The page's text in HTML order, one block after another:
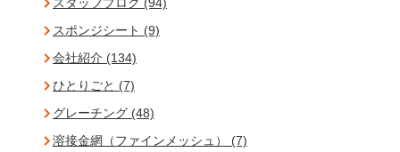
スタッフブログ (94)
スポンジシート (9)
会社紹介 (134)
ひとりごと (7)
グレーチング (48)
溶接金網（ファインメッシュ） (7)